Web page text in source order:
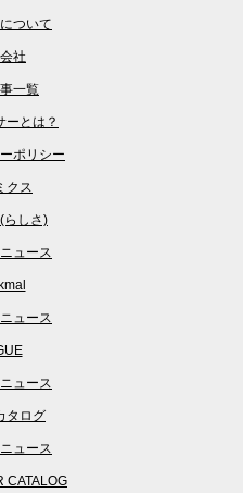
ついて
社
一覧
ーとは？
ポリシー
クス
らしさ)
ュース
ュース
ュース
タログ
ュース
CATALOG